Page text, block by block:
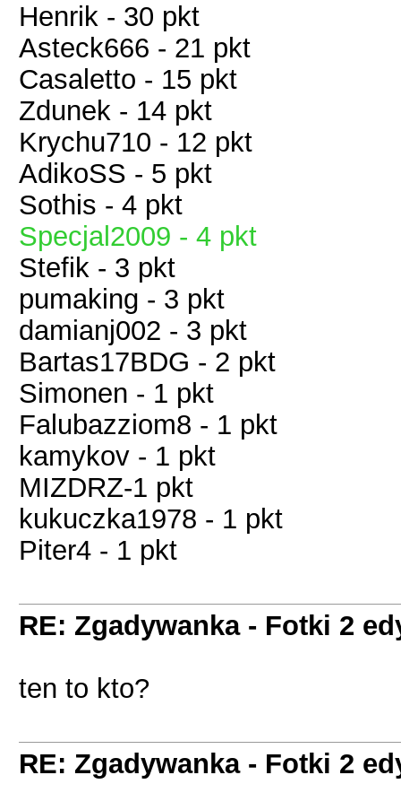
Henrik - 30 pkt
Asteck666 - 21 pkt
Casaletto - 15 pkt
Zdunek - 14 pkt
Krychu710 - 12 pkt
AdikoSS - 5 pkt
Sothis - 4 pkt
Specjal2009 - 4 pkt
Stefik - 3 pkt
pumaking - 3 pkt
damianj002 - 3 pkt
Bartas17BDG - 2 pkt
Simonen - 1 pkt
Falubazziom8 - 1 pkt
kamykov - 1 pkt
MIZDRZ-1 pkt
kukuczka1978 - 1 pkt
Piter4 - 1 pkt
RE: Zgadywanka - Fotki 2
ten to kto?
RE: Zgadywanka - Fotki 2